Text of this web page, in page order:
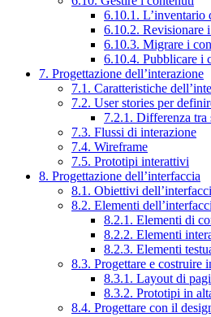
6.10.1. L’inventario
6.10.2. Revisionare
6.10.3. Migrare i
6.10.4. Pubblicare i
7. Progettazione dell’interazione
7.1. Caratteristiche
7.2. User stories per
7.2.1. Differenza tra
7.3. Flussi di interazione
7.4. Wireframe
7.5. Prototipi interattivi
8. Progettazione dell’interfaccia
8.1. Obiettivi
8.2. Elementi
8.2.1. Elementi di
8.2.2. Elementi
8.2.3. Elementi
8.3. Progettare e costruire
8.3.1. Layout di
8.3.2. Prototipi in
8.4. Progettare con il